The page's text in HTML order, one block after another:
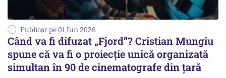
Publicat pe 01 Iun 2026
Când va fi difuzat „Fjord”? Cristian Mungiu
spune că va fi o proiecţie unică organizată
simultan în 90 de cinematografe din ţară